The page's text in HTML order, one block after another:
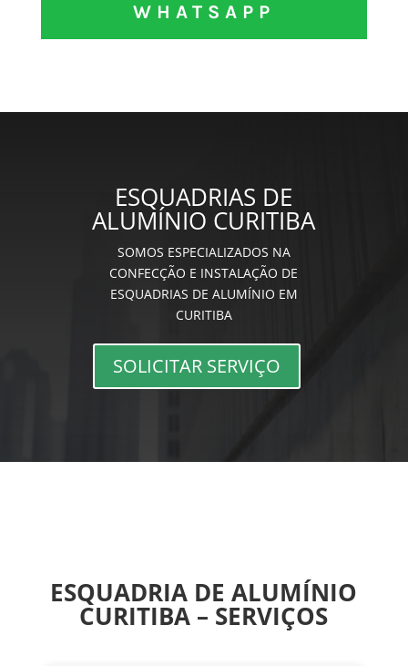
WHATSAPP
ESQUADRIAS DE
ALUMÍNIO CURITIBA
SOMOS ESPECIALIZADOS NA
CONFECÇÃO E INSTALAÇÃO DE
ESQUADRIAS DE ALUMÍNIO EM
CURITIBA
SOLICITAR SERVIÇO
ESQUADRIA DE ALUMÍNIO
CURITIBA – SERVIÇOS